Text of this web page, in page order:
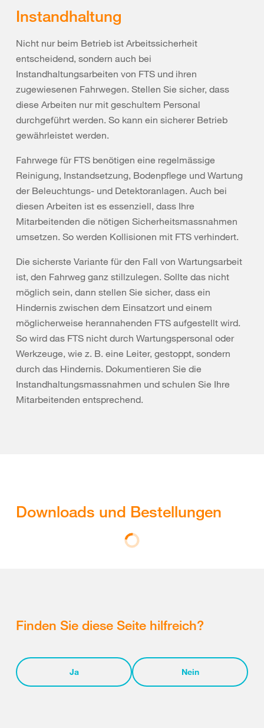
Instandhaltung
Nicht nur beim Betrieb ist Arbeitssicherheit
entscheidend, sondern auch bei
Instandhaltungsarbeiten von FTS und ihren
zugewiesenen Fahrwegen. Stellen Sie sicher, dass
diese Arbeiten nur mit geschultem Personal
durchgeführt werden. So kann ein sicherer Betrieb
gewährleistet werden.
Fahrwege für FTS benötigen eine regelmässige
Reinigung, Instandsetzung, Bodenpflege und Wartung
der Beleuchtungs- und Detektoranlagen. Auch bei
diesen Arbeiten ist es essenziell, dass Ihre
Mitarbeitenden die nötigen Sicherheitsmassnahmen
umsetzen. So werden Kollisionen mit FTS verhindert.
Die sicherste Variante für den Fall von Wartungsarbeit
ist, den Fahrweg ganz stillzulegen. Sollte das nicht
möglich sein, dann stellen Sie sicher, dass ein
Hindernis zwischen dem Einsatzort und einem
möglicherweise herannahenden FTS aufgestellt wird.
So wird das FTS nicht durch Wartungspersonal oder
Werkzeuge, wie z. B. eine Leiter, gestoppt, sondern
durch das Hindernis. Dokumentieren Sie die
Instandhaltungsmassnahmen und schulen Sie Ihre
Mitarbeitenden entsprechend.
Downloads und Bestellungen
Finden Sie diese Seite hilfreich?
Ja Nein